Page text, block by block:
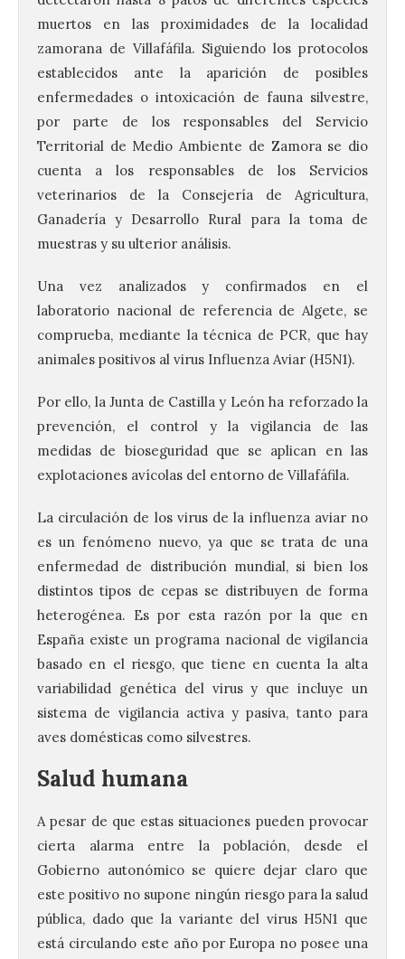
muertos en las proximidades de la localidad
zamorana de Villafáfila. Siguiendo los protocolos
establecidos ante la aparición de posibles
enfermedades o intoxicación de fauna silvestre,
por parte de los responsables del Servicio
Territorial de Medio Ambiente de Zamora se dio
cuenta a los responsables de los Servicios
veterinarios de la Consejería de Agricultura,
Ganadería y Desarrollo Rural para la toma de
muestras y su ulterior análisis.
Una vez analizados y confirmados en el
laboratorio nacional de referencia de Algete, se
comprueba, mediante la técnica de PCR, que hay
animales positivos al virus Influenza Aviar (H5N1).
Por ello, la Junta de Castilla y León ha reforzado la
prevención, el control y la vigilancia de las
medidas de bioseguridad que se aplican en las
explotaciones avícolas del entorno de Villafáfila.
La circulación de los virus de la influenza aviar no
es un fenómeno nuevo, ya que se trata de una
enfermedad de distribución mundial, si bien los
distintos tipos de cepas se distribuyen de forma
heterogénea. Es por esta razón por la que en
España existe un programa nacional de vigilancia
basado en el riesgo, que tiene en cuenta la alta
variabilidad genética del virus y que incluye un
sistema de vigilancia activa y pasiva, tanto para
aves domésticas como silvestres.
Salud humana
A pesar de que estas situaciones pueden provocar
cierta alarma entre la población, desde el
Gobierno autonómico se quiere dejar claro que
este positivo no supone ningún riesgo para la salud
pública, dado que la variante del virus H5N1 que
está circulando este año por Europa no posee una